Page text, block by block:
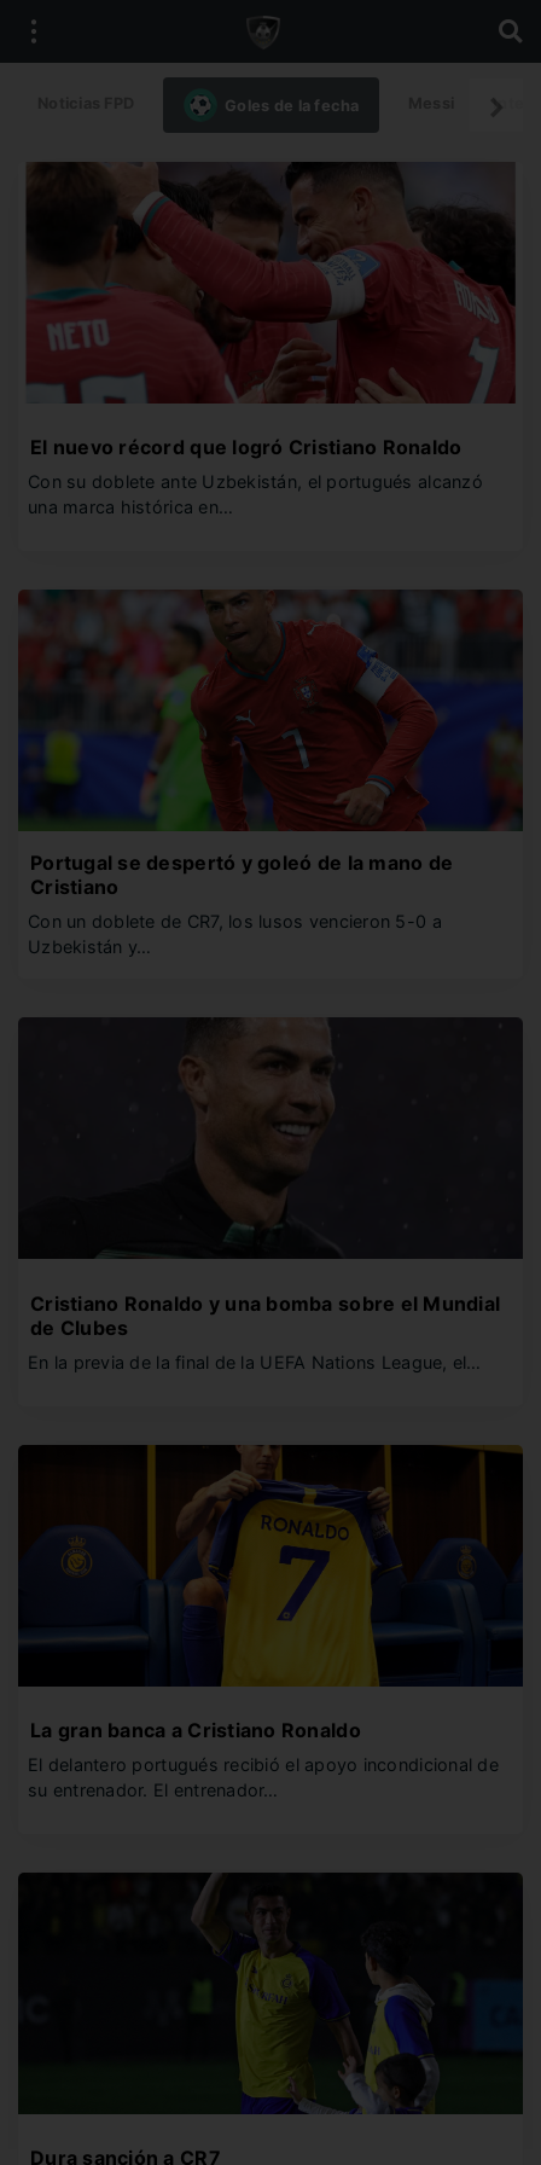
Goles de la fecha
El nuevo récord que logró Cristiano Ronaldo
Con su doblete ante Uzbekistán, el portugués alcanzó
una marca histórica en…
Portugal se despertó y goleó de la mano de
Cristiano
Con un doblete de CR7, los lusos vencieron 5-0 a
Uzbekistán y…
Cristiano Ronaldo y una bomba sobre el Mundial
de Clubes
En la previa de la final de la UEFA Nations League, el…
La gran banca a Cristiano Ronaldo
El delantero portugués recibió el apoyo incondicional de
su entrenador. El entrenador…
Dura sanción a CR7